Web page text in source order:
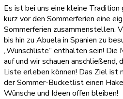
Es ist bei uns eine kleine Tradition
kurz vor den Sommerferien eine
Sommerferien zusammenstellen.
bis hin zu Abuela in Spanien zu
„Wunschliste“ enthalten sein! Die
auf und wir schauen
Liste erleben können! Das Ziel ist
der Sommer-Bucketlist einen
Wünsche und Ideen offen bleiben!